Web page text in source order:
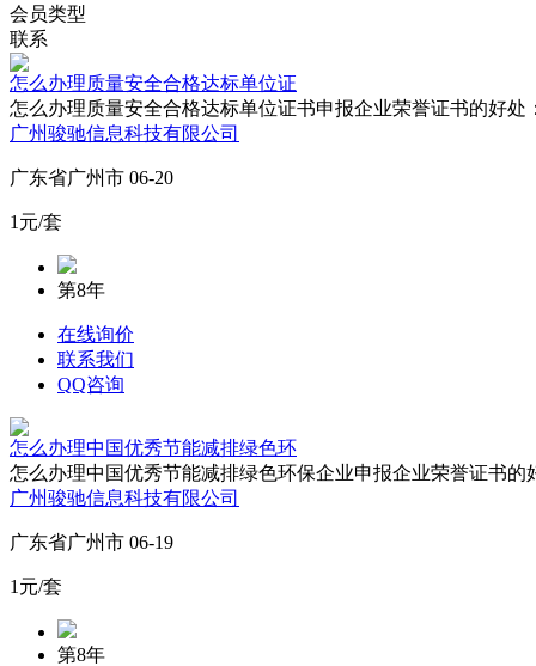
会员类型
联系
怎么办理质量安全合格达标单位证
怎么办理质量安全合格达标单位证书申报企业荣誉证书的好处
广州骏驰信息科技有限公司
广东省广州市 06-20
1元/套
第8年
在线询价
联系我们
QQ咨询
怎么办理中国优秀节能减排绿色环
怎么办理中国优秀节能减排绿色环保企业申报企业荣誉证书的
广州骏驰信息科技有限公司
广东省广州市 06-19
1元/套
第8年